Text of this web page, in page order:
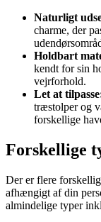
Naturligt
charme, der
Holdbart
kendt for sin
vejrforhold.
Let at
træstolper og
forskellige
Forskellige
Der er flere
afhængigt af din
almindelige typer